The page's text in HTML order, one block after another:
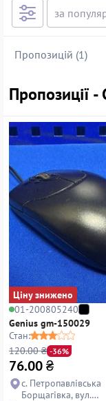
Пропозицій (1)
Пропозиції
Ціну знижено
01-200805240
Genius gm-150029
Стан:
120.00 ₴ -36%
76.00₴
с. Петропавлівська
Борщагівка, вул.